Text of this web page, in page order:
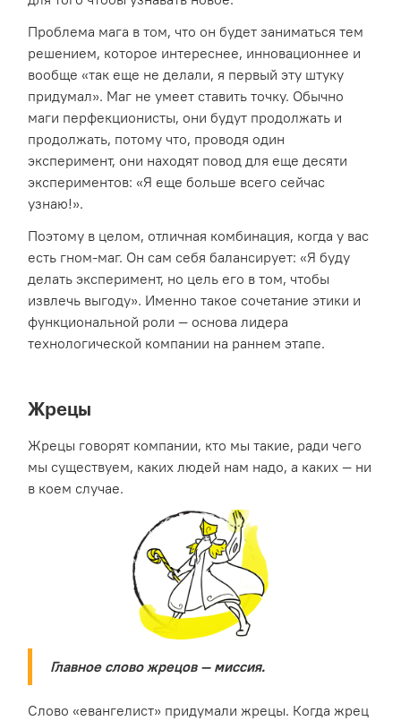
Проблема мага в том, что он будет заниматься тем
решением, которое интереснее, инновационнее и
вообще «так еще не делали, я первый эту штуку
придумал». Маг не умеет ставить точку. Обычно
маги перфекционисты, они будут продолжать и
продолжать, потому что, проводя один
эксперимент, они находят повод для еще десяти
экспериментов: «Я еще больше всего сейчас
узнаю!».
Поэтому в целом, отличная комбинация, когда у вас
есть гном-маг. Он сам себя балансирует: «Я буду
делать эксперимент, но цель его в том, чтобы
извлечь выгоду». Именно такое сочетание этики и
функциональной роли — основа лидера
технологической компании на раннем этапе.
Жрецы
Жрецы говорят компании, кто мы такие, ради чего
мы существуем, каких людей нам надо, а каких — ни
в коем случае.
Главное слово жрецов — миссия.
Слово «евангелист» придумали жрецы. Когда жрец